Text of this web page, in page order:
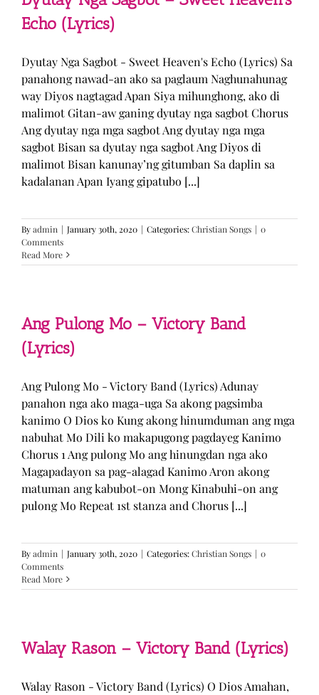
Echo (Lyrics)
Dyutay Nga Sagbot - Sweet Heaven's Echo (Lyrics) Sa
panahong nawad-an ako sa paglaum Naghunahunag
way Diyos nagtagad Apan Siya mihunghong, ako di
malimot Gitan-aw ganing dyutay nga sagbot Chorus
Ang dyutay nga mga sagbot Ang dyutay nga mga
sagbot Bisan sa dyutay nga sagbot Ang Diyos di
malimot Bisan kanunay’ng gitumban Sa daplin sa
kadalanan Apan Iyang gipatubo [...]
Byadmin | January 30th, 2020 | Categories:Christian Songs | 0
Comments
Read More
Ang Pulong Mo – Victory Band
(Lyrics)
Ang Pulong Mo - Victory Band (Lyrics) Adunay
panahon nga ako maga-uga Sa akong pagsimba
kanimo O Dios ko Kung akong hinumduman ang mga
nabuhat Mo Dili ko makapugong pagdayeg Kanimo
Chorus 1 Ang pulong Mo ang hinungdan nga ako
Magapadayon sa pag-alagad Kanimo Aron akong
matuman ang kabubot-on Mong Kinabuhi-on ang
pulong Mo Repeat 1st stanza and Chorus [...]
Byadmin | January 30th, 2020 | Categories:Christian Songs | 0
Comments
Read More
Walay Rason – Victory Band (Lyrics)
Walay Rason - Victory Band (Lyrics) O Dios Amahan,